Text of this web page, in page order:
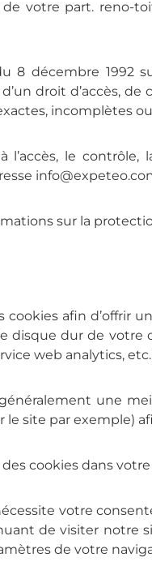
votre part. reno-
8 décembre 1992
droit d’accès,
incomplètes
l’accès, le
sur la
cookies afin d’offrir
disque dur de votre
web analytics,
une
le site par exemple)
cookies dans
votre
de visiter notre
de votre